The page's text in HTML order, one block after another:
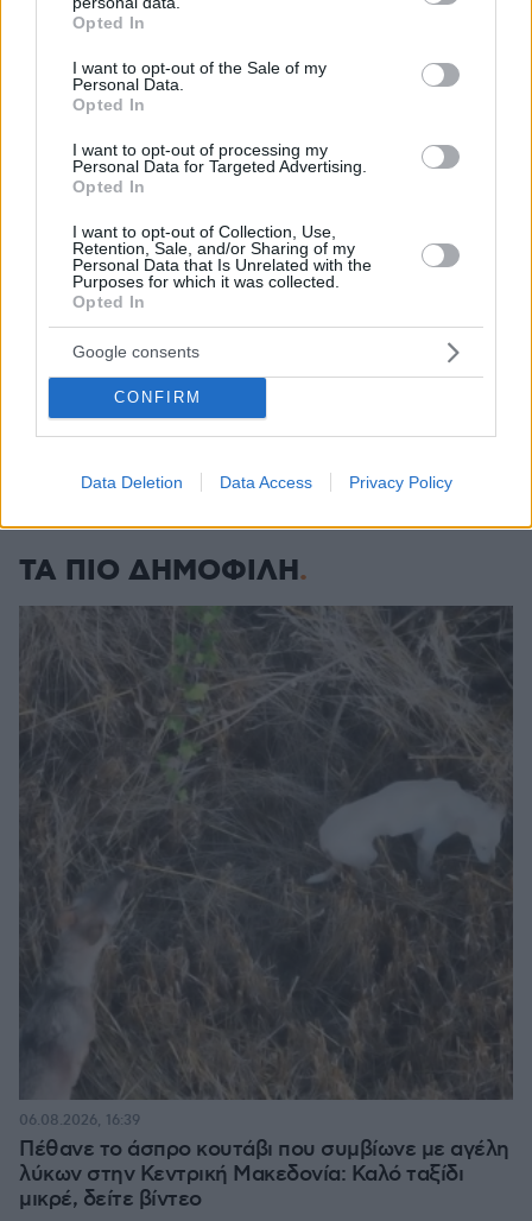
grant or deny consent to Google and its third-party tags to
use your data for below specified purposes in below Google
consent section.
Opted In
I want to opt-out of the Sale of my
Personal Data.
Opted In
I want to opt-out of processing my
Personal Data for Targeted Advertising.
Opted In
I want to opt-out of Collection, Use,
Retention, Sale, and/or Sharing of my
Personal Data that Is Unrelated with the
Purposes for which it was collected.
Opted In
Google consents
CONFIRM
Data Deletion Data Access Privacy Policy
σκύλους; Η απάντηση θα σας εκπλήξει
Άρης: Υπέγραψε έως το 2028 και ανακοινώθηκε ο
Μοκόκα
πριν 16 λεπτά
Τουλάχιστον 25 τραυματίες, οι επτά σοβαρά, από
σύγκρουση δύο τραμ στο Γκελζενκίρχεν της Γερμανίας,
βίντεο
πριν 20 λεπτά
Μυστηριώδεις θάνατοι ταράνδων στο αρχιπέλαγος
Σβάλμπαρντ στη Νορβηγία
πριν 23 λεπτά
Σούπερ Καπ: Ο Παπαπέτρου διαιτητής του τελικού της
ΑΕΚ με τον ΟΦΗ
πριν 25 λεπτά
ΤΑ ΠΙΟ ΔΗΜΟΦΙΛΗ
Πέθανε το άσπρο κουτάβι που συμβίωνε με αγέλη
λύκων στην Κεντρική Μακεδονία: Καλό ταξίδι
μικρέ, δείτε βίντεο
06.08.2026, 16:39